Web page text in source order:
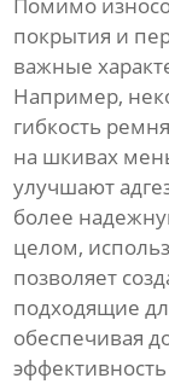
Помимо
покрытия и
важные
Например,
гибкость
на шкивах
улучшают
более
целом,
позволяет
подходящие
обеспечивая